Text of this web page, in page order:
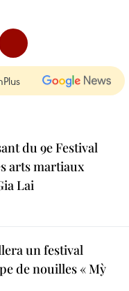
du 9e Festival
arts martiaux
Lai
un festival
de nouilles « Mỳ